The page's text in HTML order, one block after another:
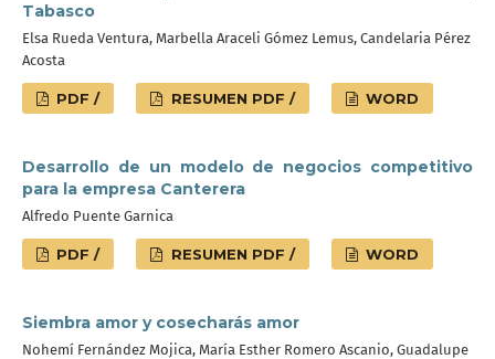
Tabasco
Elsa Rueda Ventura, Marbella Araceli Gómez Lemus, Candelaria Pérez
Acosta
PDF / RESUMEN PDF / WORD
Desarrollo de un modelo de negocios competitivo
para la empresa Canterera
Alfredo Puente Garnica
PDF / RESUMEN PDF / WORD
Siembra amor y cosecharás amor
Nohemí Fernández Mojica, María Esther Romero Ascanio, Guadalupe